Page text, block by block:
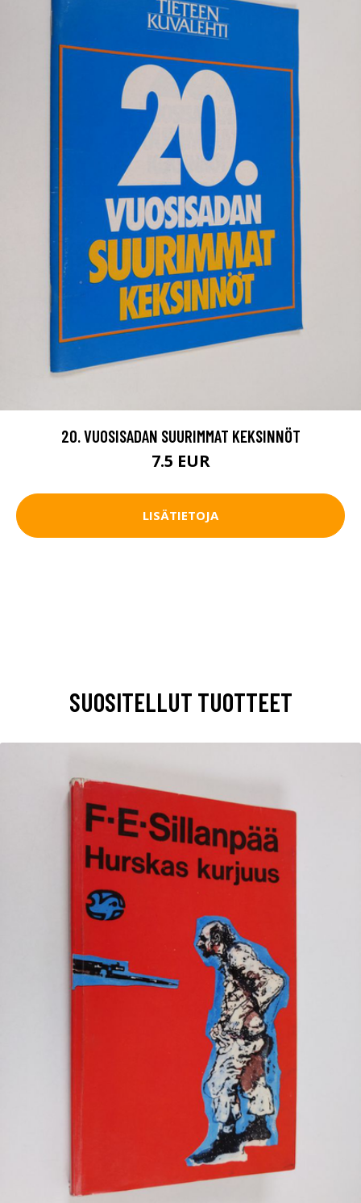
20. VUOSISADAN SUURIMMAT KEKSINNÖT
7.5 EUR
LISÄTIETOJA
SUOSITELLUT TUOTTEET